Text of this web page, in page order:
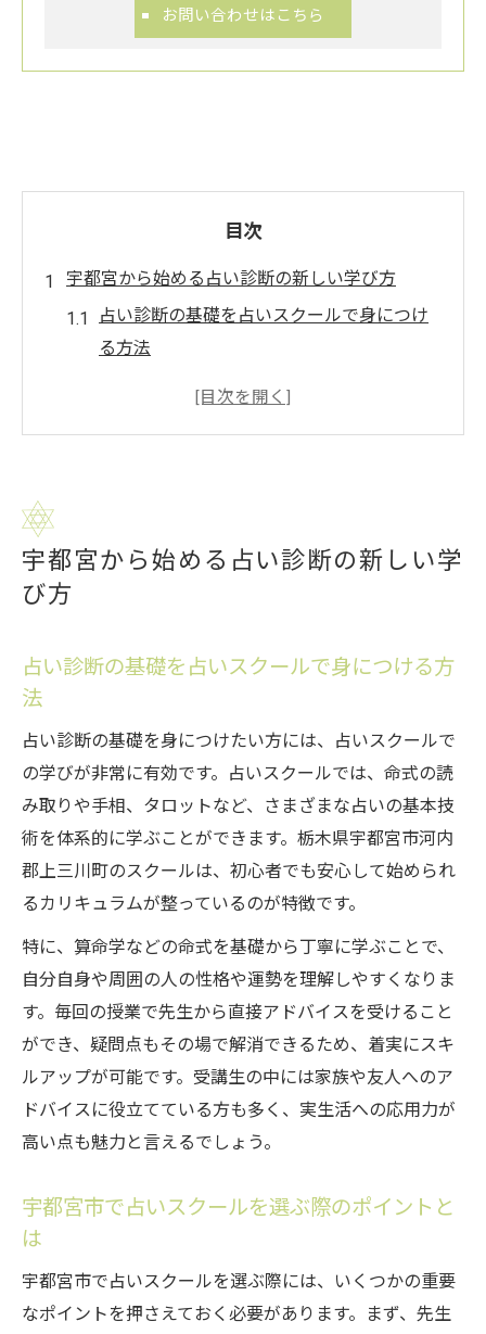
お問い合わせはこちら
目次
宇都宮から始める占い診断の新しい学び方
占い診断の基礎を占いスクールで身につけ
る方法
宇都宮市で占いスクールを選ぶ際のポイン
談
占いスクールで叶える前向きな人生設計
術
宇都宮市で学べる占い診断の実践的ノウハ
ウ
占いスクールのカリキュラムと学習サポー
ト
口コミで評判の占いスクールの選び方ガイ
ド
手相や霊視の占いが人生設計に役立つ理由
自分自身を深く知る占い活用術を体験して
占い診断で自分自身を深く知る方法とは
実践的な占いスクールで得られる気づき
宇都宮で人気の占い体験談を紹介します
口コミから学ぶ納得の占い診断体験談集
占い診断が迷いや悩みを解決へ導く仕組み
宇都宮市の占いスクールで学ぶ効果的手法
宇都宮から始める占い診断の新しい学
び方
占い診断の基礎を占いスクールで身につける方
法
占い診断の基礎を身につけたい方には、占いスクールで
の学びが非常に有効です。占いスクールでは、命式の読
み取りや手相、タロットなど、さまざまな占いの基本技
術を体系的に学ぶことができます。栃木県宇都宮市河内
郡上三川町のスクールは、初心者でも安心して始められ
るカリキュラムが整っているのが特徴です。
特に、算命学などの命式を基礎から丁寧に学ぶことで、
自分自身や周囲の人の性格や運勢を理解しやすくなりま
す。毎回の授業で先生から直接アドバイスを受けること
ができ、疑問点もその場で解消できるため、着実にスキ
ルアップが可能です。受講生の中には家族や友人へのア
ドバイスに役立てている方も多く、実生活への応用力が
高い点も魅力と言えるでしょう。
宇都宮市で占いスクールを選ぶ際のポイントと
は
宇都宮市で占いスクールを選ぶ際には、いくつかの重要
なポイントを押さえておく必要があります。まず、先生